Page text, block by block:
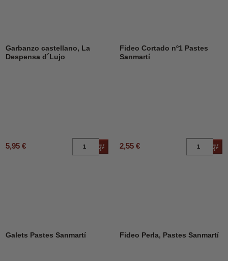
Garbanzo castellano, La
Despensa d´Lujo
5,95 € Añadir al carrito
Fideo Cortado nº1 Pastes
Sanmartí
2,55 €
Galets Pastes Sanmartí Fideo Perla, Pastes Sanmartí